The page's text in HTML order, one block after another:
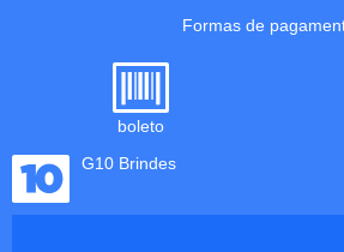
Formas de
boleto
G10 Brindes